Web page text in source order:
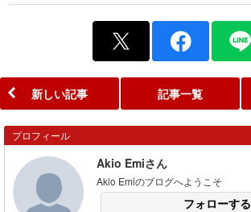
新しい記事 記事一覧
プロフィール
Akio Emiさん
Akio Emiのブログへようこそ
フォローする